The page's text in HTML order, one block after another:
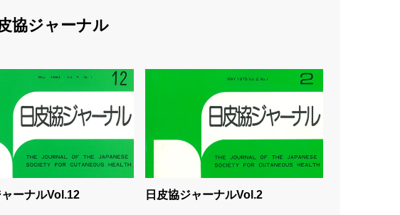
協ジャーナル
ャーナルVol.12 日皮協ジャーナルVol.2